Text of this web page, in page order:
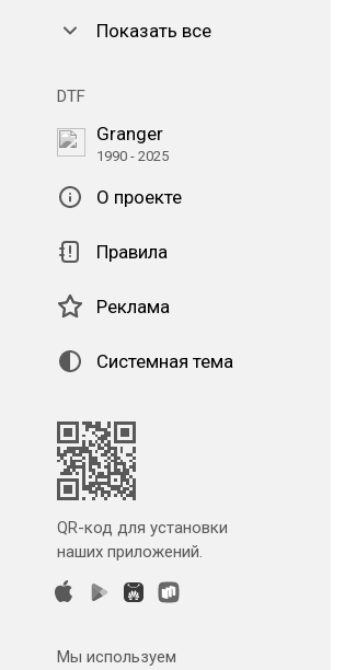
Показать все
DTF
Granger
1990 - 2025
О проекте
Правила
Реклама
Системная тема
QR-код для установки
наших приложений.
Мы используем